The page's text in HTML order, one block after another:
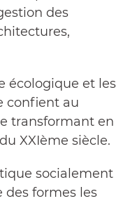
des
écologique et les
confient au
transformant en
XXIème siècle.
socialement
des formes les